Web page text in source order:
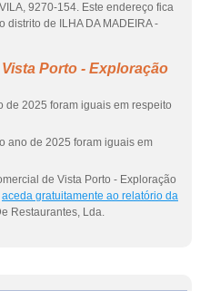
9270-154. Este endereço fica
distrito de ILHA DA MADEIRA -
Porto - Exploração
de 2025 foram iguais em respeito
ano de 2025 foram iguais em
de Vista Porto - Exploração
aceda gratuitamente ao relatório da
Restaurantes, Lda.